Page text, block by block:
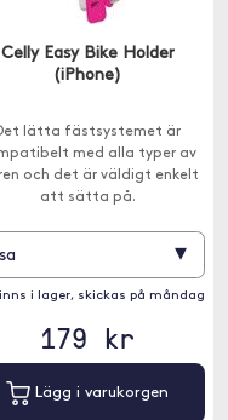
Celly Easy Bike Holder
(iPhone)
lätta fästsystemet är
med alla typer av
och det är väldigt enkelt
att sätta på.
▾
i lager, skickas på måndag
179 kr
Lägg i varukorgen